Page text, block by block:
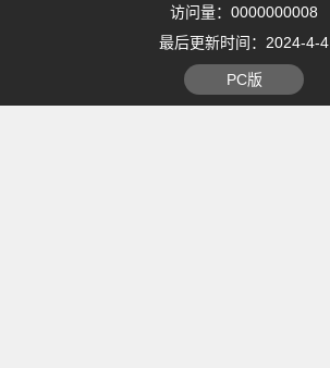
访问量： 0000000008
最后更新时间： 2024-4-4
PC版